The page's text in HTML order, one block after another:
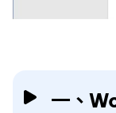
一、